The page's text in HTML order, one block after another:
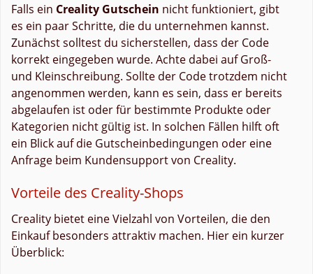
Falls ein Creality Gutschein nicht funktioniert, gibt
es ein paar Schritte, die du unternehmen kannst.
Zunächst solltest du sicherstellen, dass der Code
korrekt eingegeben wurde. Achte dabei auf Groß-
und Kleinschreibung. Sollte der Code trotzdem nicht
angenommen werden, kann es sein, dass er bereits
abgelaufen ist oder für bestimmte Produkte oder
Kategorien nicht gültig ist. In solchen Fällen hilft oft
ein Blick auf die Gutscheinbedingungen oder eine
Anfrage beim Kundensupport von Creality.
Vorteile des Creality-Shops
Creality bietet eine Vielzahl von Vorteilen, die den
Einkauf besonders attraktiv machen. Hier ein kurzer
Überblick: